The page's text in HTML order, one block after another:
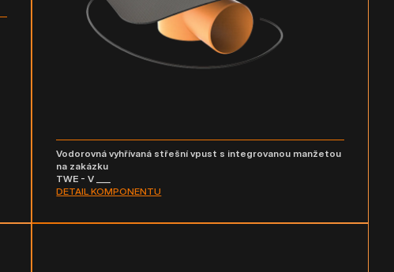
Vodorovná vyhřívaná střešní vpust s integrovanou manžetou
na zakázku
TWE - V ___
DETAIL KOMPONENTU